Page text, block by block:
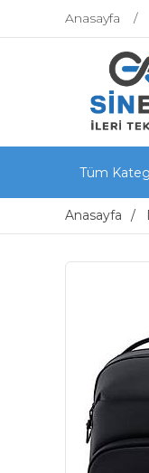
Anasayfa
Tüm
Anasayfa